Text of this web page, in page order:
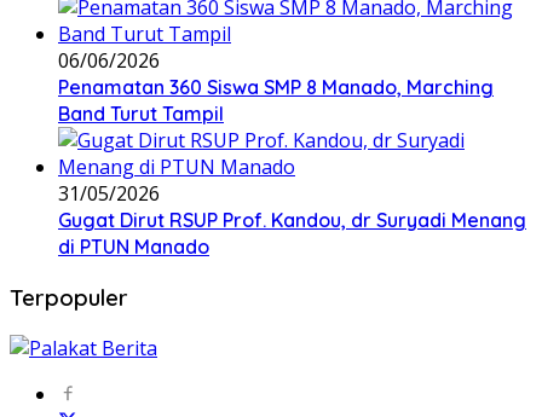
06/06/2026
Penamatan 360 Siswa SMP 8 Manado, Marching
Band Turut Tampil
31/05/2026
Gugat Dirut RSUP Prof. Kandou, dr Suryadi Menang
di PTUN Manado
Terpopuler